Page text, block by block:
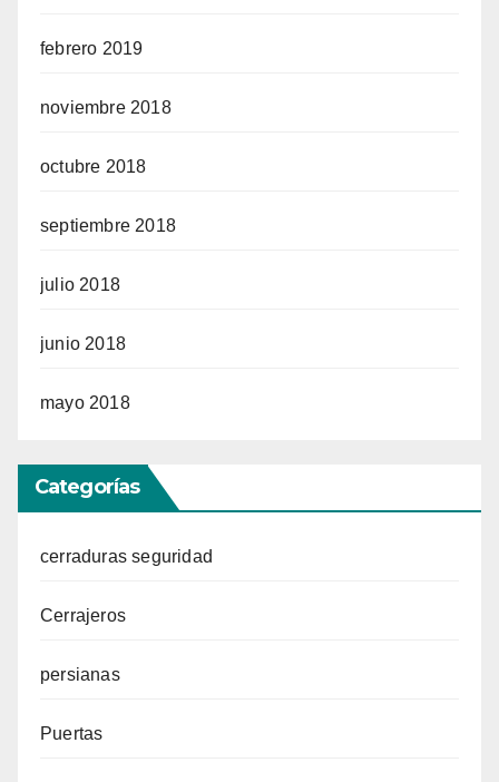
febrero 2019
noviembre 2018
octubre 2018
septiembre 2018
julio 2018
junio 2018
mayo 2018
Categorías
cerraduras seguridad
Cerrajeros
persianas
Puertas